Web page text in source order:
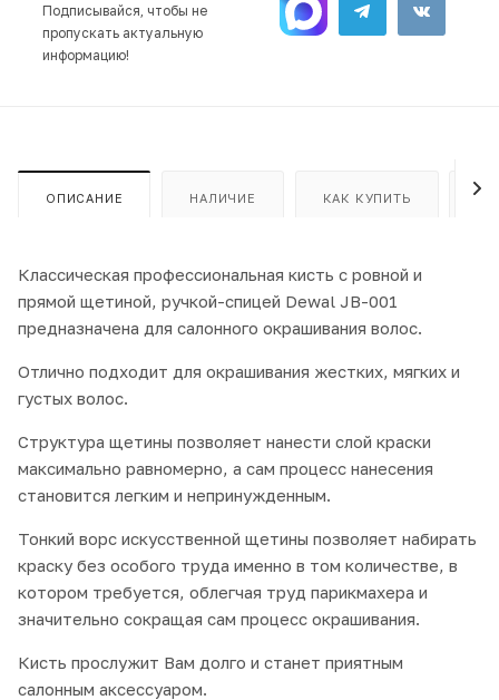
Подписывайся, чтобы не
пропускать актуальную
информацию!
ОПИСАНИЕ НАЛИЧИЕ КАК КУПИТЬ
Классическая профессиональная кисть с ровной и
прямой щетиной, ручкой-спицей Dewal JB-001
предназначена для салонного окрашивания волос.
Отлично подходит для окрашивания жестких, мягких и
густых волос.
Структура щетины позволяет нанести слой краски
максимально равномерно, а сам процесс нанесения
становится легким и непринужденным.
Тонкий ворс искусственной щетины позволяет набирать
краску без особого труда именно в том количестве, в
котором требуется, облегчая труд парикмахера и
значительно сокращая сам процесс окрашивания.
Кисть прослужит Вам долго и станет приятным
салонным аксессуаром.